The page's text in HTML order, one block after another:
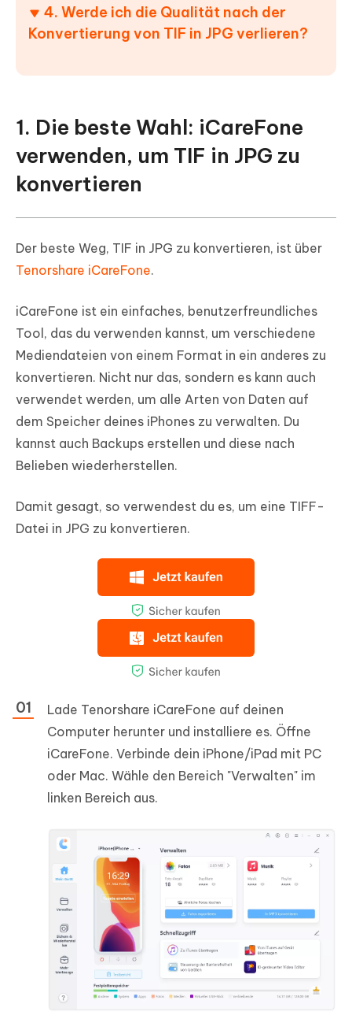
4. Werde ich die Qualität nach der
Konvertierung von TIF in JPG verlieren?
1. Die beste Wahl: iCareFone
verwenden, um TIF in JPG zu
konvertieren
Der beste Weg, TIF in JPG zu konvertieren, ist über
Tenorshare iCareFone.
iCareFone ist ein einfaches, benutzerfreundliches
Tool, das du verwenden kannst, um verschiedene
Mediendateien von einem Format in ein anderes zu
konvertieren. Nicht nur das, sondern es kann auch
verwendet werden, um alle Arten von Daten auf
dem Speicher deines iPhones zu verwalten. Du
kannst auch Backups erstellen und diese nach
Belieben wiederherstellen.
Damit gesagt, so verwendest du es, um eine TIFF-
Datei in JPG zu konvertieren.
Lade Tenorshare iCareFone auf deinen
Computer herunter und installiere es. Öffne
iCareFone. Verbinde dein iPhone/iPad mit PC
oder Mac. Wähle den Bereich "Verwalten" im
linken Bereich aus.